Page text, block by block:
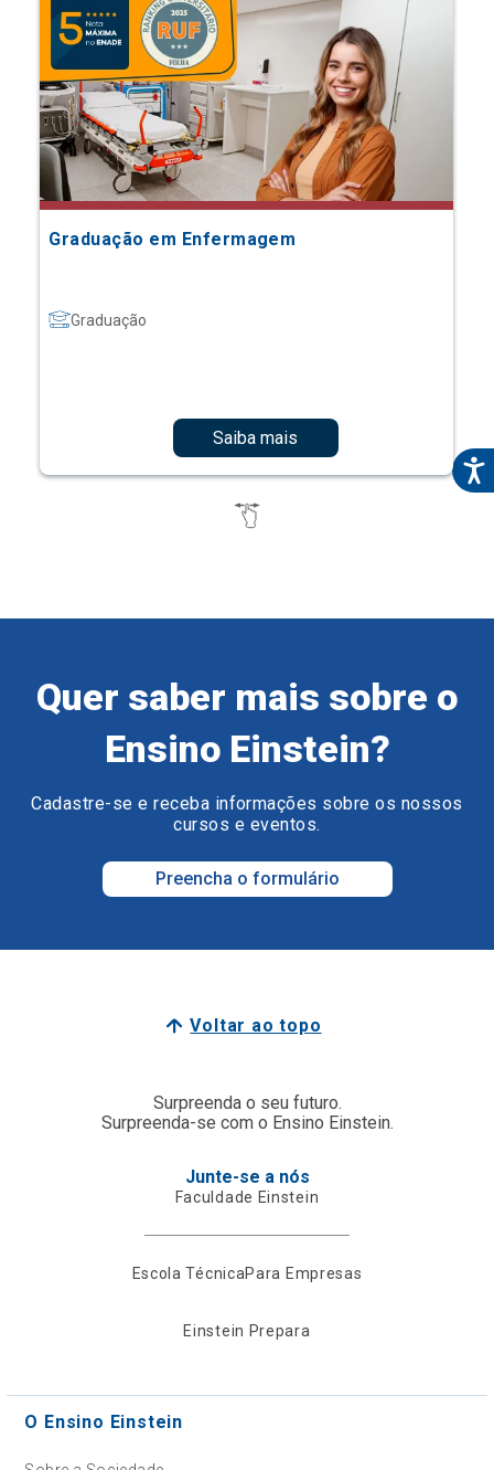
Graduação em Enfermagem
Graduação
Saiba mais
Quer saber mais sobre o
Ensino Einstein?
Cadastre-se e receba informações sobre os nossos
cursos e eventos.
Preencha o formulário
Voltar ao topo
Surpreenda o seu futuro.
Surpreenda-se com o Ensino Einstein.
Junte-se a nós
Faculdade Einstein
Escola TécnicaPara Empresas
Einstein Prepara
O Ensino Einstein